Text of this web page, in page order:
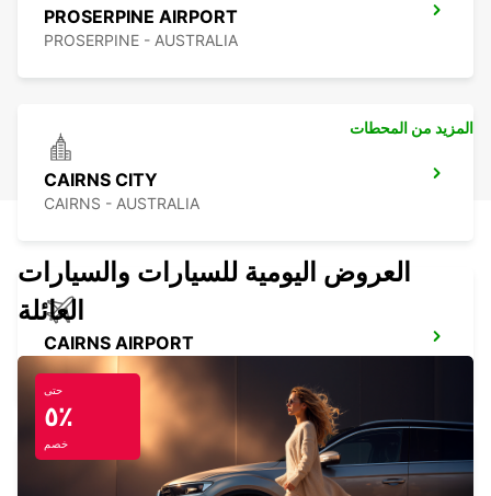
PROSERPINE AIRPORT
PROSERPINE - AUSTRALIA
CAIRNS CITY
CAIRNS - AUSTRALIA
CAIRNS AIRPORT
CAIRNS - AUSTRALIA
المزيد من المحطات
العروض اليومية للسيارات والسيارات
العائلة
حتى
٥٪
خصم